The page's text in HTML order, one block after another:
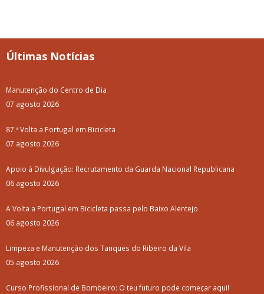
Últimas Notícias
Manutenção do Centro de Dia
07 agosto 2026
87.ª Volta a Portugal em Bicicleta
07 agosto 2026
Apoio à Divulgação: Recrutamento da Guarda Nacional Republicana
06 agosto 2026
A Volta a Portugal em Bicicleta passa pelo Baixo Alentejo
06 agosto 2026
Limpeza e Manutenção dos Tanques do Ribeiro da Vila
05 agosto 2026
Curso Profissional de Bombeiro: O teu futuro pode começar aqui!